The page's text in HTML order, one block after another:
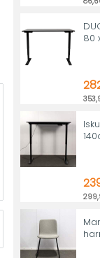
80